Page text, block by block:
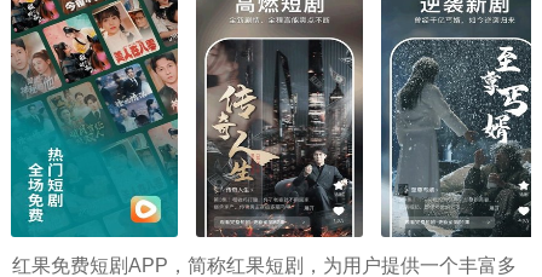
红果免费短剧APP，简称红果短剧，为用户提供一个丰富多